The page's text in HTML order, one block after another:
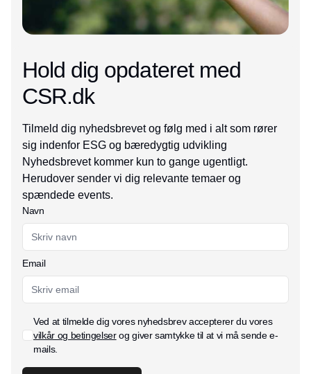
Hold dig opdateret med
CSR.dk
Tilmeld dig nyhedsbrevet og følg med i alt som rører
sig indenfor ESG og bæredygtig udvikling
Nyhedsbrevet kommer kun to gange ugentligt.
Herudover sender vi dig relevante temaer og
spændede events.
Navn
Email
Ved at tilmelde dig vores nyhedsbrev accepterer du vores
vilkår og betingelserog giver samtykke til at vi må sende e-
mails.